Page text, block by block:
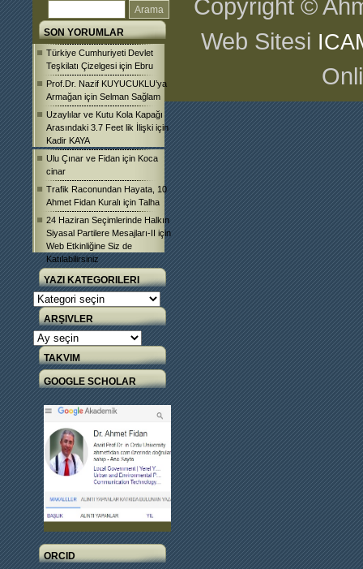
SON YORUMLAR
Türkiye Cumhuriyeti Devlet
Teşkilatı Çizelgesi için Ebru
Prof.Dr. Nazif KUYUCUKLU’ya
Armağan için Selman Sağlam
Uzaylılar ve Kutu Kola Kapağı
Arasındaki 3.7 Feet lik İlişki için
Kadir KAYA
Ulu Çınar ve Fidan için Koca
cinar
Trafik Raconundan Hayata, 10
Ahmet Fidan Kuralı için Talha
24 Haziran Seçimlerinde Halkın
Siyasal Partilere Mesajları-II için
Web Etkinliğine Siz de
Katılabilirsiniz
YAZI KATEGORILERI
Yazı
Kategorileri
ARŞIVLER
Arşivler
TAKVIM
GOOGLE SCHOLAR
ORCID
Copyright ©
Web Sitesi